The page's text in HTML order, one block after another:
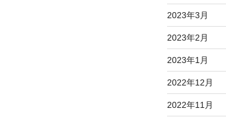
2023年3月
2023年2月
2023年1月
2022年12月
2022年11月